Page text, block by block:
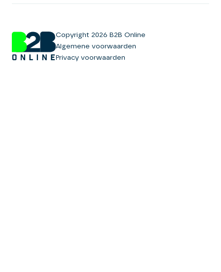
Copyright 2026 B2B Online
Algemene voorwaarden
Privacy voorwaarden